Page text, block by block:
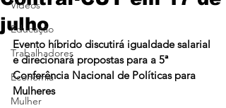
Vídeos
Educação
Trabalhadores
Economia
Mulher
julho
Evento híbrido discutirá igualdade salarial
e direcionará propostas para a 5ª
Conferência Nacional de Políticas para
Mulheres